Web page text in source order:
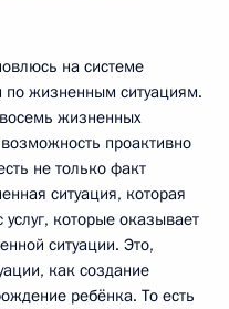
на системе
жизненным ситуациям.
жизненных
проактивно
не только факт
ситуация, которая
которые оказывает
ситуации. Это,
как создание
ребёнка. То есть